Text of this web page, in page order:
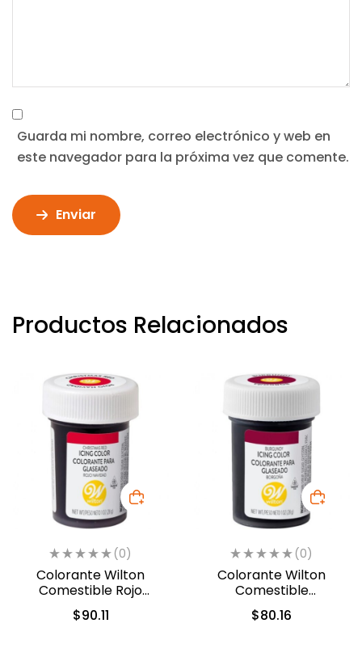
Guarda mi nombre, correo electrónico y web en
este navegador para la próxima vez que comente.
Enviar
Productos Relacionados
(0)
Colorante Wilton
Comestible Rojo
Navidad/Christmas Red
28.3gr. (04-0-0042)
$90.11
(0)
Colorante Wilton
Comestible
Borgoña/Burgundy
28.3gr. (04-0-0050)
$80.16